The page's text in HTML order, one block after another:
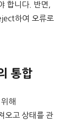
합니다. 반면,
하여 오류로
통합
해
오고 상태를 관